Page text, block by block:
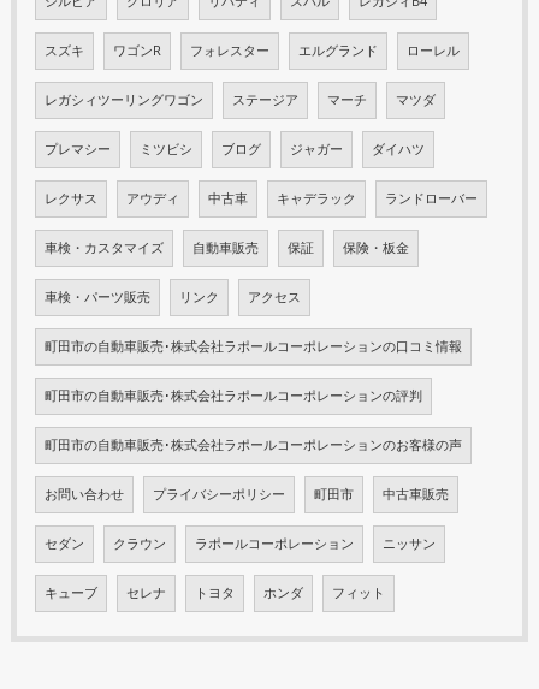
スズキ ワゴンR フォレスター エルグランド ローレル
レガシィツーリングワゴン ステージア マーチ マツダ
プレマシー ミツビシ ブログ ジャガー ダイハツ
レクサス アウディ 中古車 キャデラック ランドローバー
車検・カスタマイズ 自動車販売 保証 保険・板金
車検・パーツ販売 リンク アクセス
町田市の自動車販売･株式会社ラポールコーポレーションの口コミ情報
町田市の自動車販売･株式会社ラポールコーポレーションの評判
町田市の自動車販売･株式会社ラポールコーポレーションのお客様の声
お問い合わせ プライバシーポリシー 町田市 中古車販売
セダン クラウン ラポールコーポレーション ニッサン
キューブ セレナ トヨタ ホンダ フィット